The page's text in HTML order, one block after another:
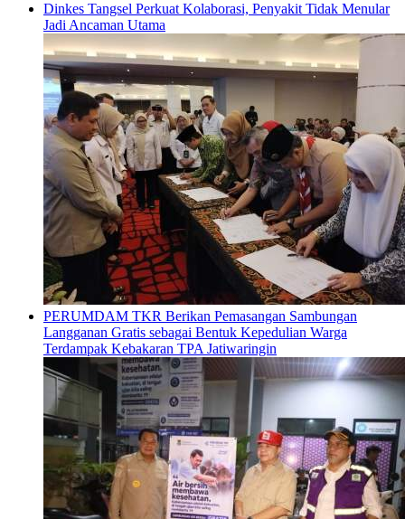
Dinkes Tangsel Perkuat Kolaborasi, Penyakit Tidak Menular
Jadi Ancaman Utama
PERUMDAM TKR Berikan Pemasangan Sambungan
Langganan Gratis sebagai Bentuk Kepedulian Warga
Terdampak Kebakaran TPA Jatiwaringin